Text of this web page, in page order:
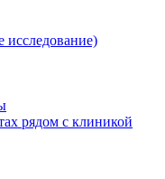
исследование)
рядом с клиникой